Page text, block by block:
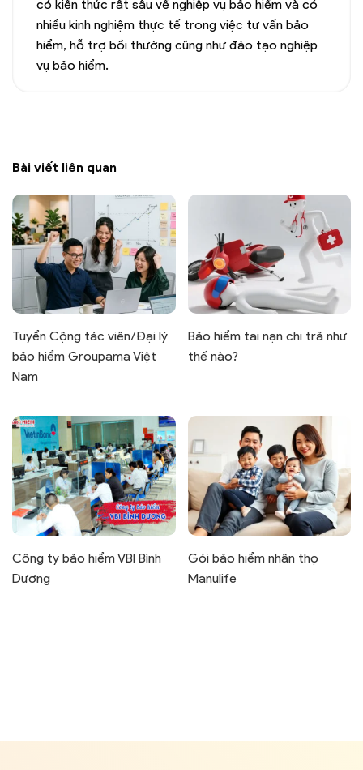
có kiến thức rất sâu về nghiệp vụ bảo hiểm và có
nhiều kinh nghiệm thực tế trong việc tư vấn bảo
hiểm, hỗ trợ bồi thường cũng như đào tạo nghiệp
vụ bảo hiểm.
Bài viết liên quan
Tuyển Cộng tác viên/Đại lý
bảo hiểm Groupama Việt
Nam
Bảo hiểm tai nạn chi trả như
thế nào?
Công ty bảo hiểm VBI Bình
Dương
Gói bảo hiểm nhân thọ
Manulife